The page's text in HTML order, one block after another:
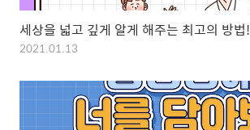
세상을 넓고 깊게 알게 해주는 최고의 방법!
2021.01.13